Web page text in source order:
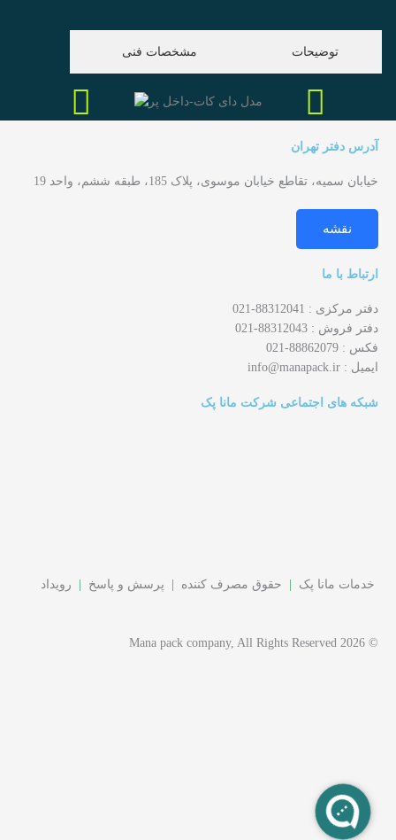
توضیحات مشخصات فنی
دفتر تهران
سمیه، تقاطع خیابان موسوی، پلاک 185، طبقه ششم، واحد 19
با ما
: 88312041-021
: 88312043-021
021
های اجتماعی شرکت مانا پک
مانا پک|حقوق مصرف کننده پرسش و پاسخ رویداد